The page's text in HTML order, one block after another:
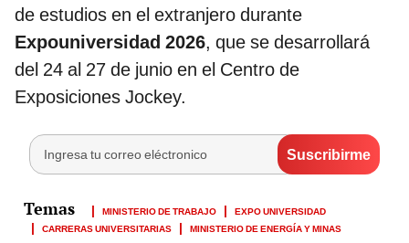
de estudios en el extranjero durante
Expouniversidad 2026, que se desarrollará
del 24 al 27 de junio en el Centro de
Exposiciones Jockey.
MINISTERIO DE TRABAJO
EXPO UNIVERSIDAD
CARRERAS UNIVERSITARIAS
MINISTERIO DE ENERGÍA Y MINAS